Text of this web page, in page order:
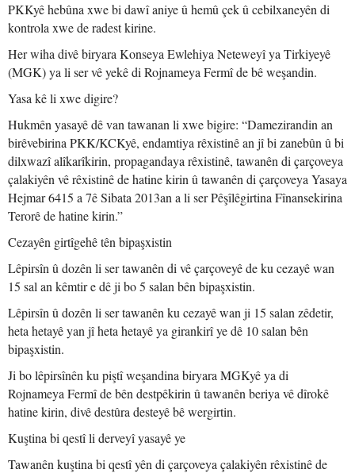
PKKyê hebûna xwe bi dawî aniye û hemû çek û cebilxaneyên di
kontrola xwe de radest kirine.
Her wiha divê biryara Konseya Ewlehiya Neteweyî ya Tirkiyeyê
(MGK) ya li ser vê yekê di Rojnameya Fermî de bê weşandin.
Yasa kê li xwe digire?
Hukmên yasayê dê van tawanan li xwe bigire: “Damezirandin an
birêvebirina PKK/KCKyê, endamtiya rêxistinê an jî bi zanebûn û bi
dilxwazî alîkarîkirin, propagandaya rêxistinê, tawanên di çarçoveya
çalakiyên vê rêxistinê de hatine kirin û tawanên di çarçoveya Yasaya
Hejmar 6415 a 7ê Sibata 2013an a li ser Pêşîlêgirtina Fînansekirina
Terorê de hatine kirin.”
Cezayên girtîgehê tên bipaşxistin
Lêpirsîn û dozên li ser tawanên di vê çarçoveyê de ku cezayê wan
15 sal an kêmtir e dê ji bo 5 salan bên bipaşxistin.
Lêpirsîn û dozên li ser tawanên ku cezayê wan ji 15 salan zêdetir,
heta hetayê yan jî heta hetayê ya girankirî ye dê 10 salan bên
bipaşxistin.
Ji bo lêpirsînên ku piştî weşandina biryara MGKyê ya di
Rojnameya Fermî de bên destpêkirin û tawanên beriya vê dîrokê
hatine kirin, divê destûra desteyê bê wergirtin.
Kuştina bi qestî li derveyî yasayê ye
Tawanên kuştina bi qestî yên di çarçoveya çalakiyên rêxistinê de